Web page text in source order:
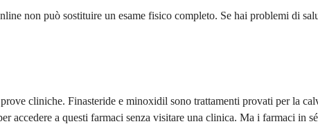
non può sostituire un esame fisico completo. Se hai problemi di
cliniche. Finasteride e minoxidil sono trattamenti provati per la
accedere a questi farmaci senza visitare una clinica. Ma i farmaci in